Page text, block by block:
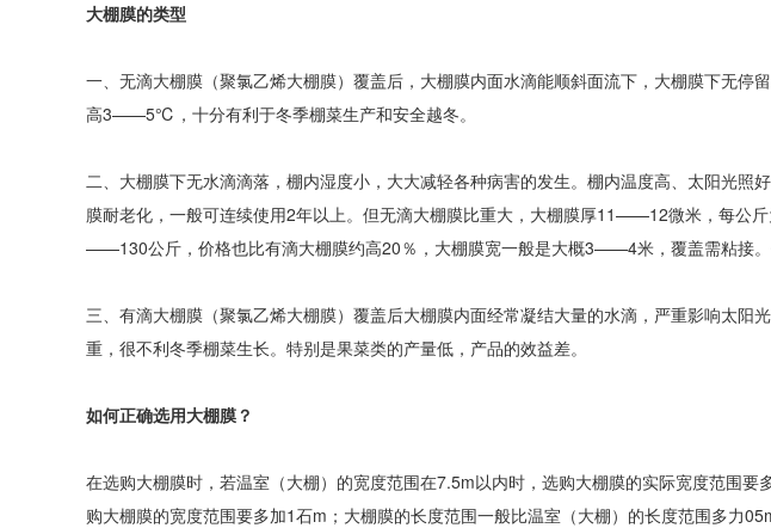
大棚膜的类型
一、无滴大棚膜（聚氯乙烯大棚膜）覆盖后，大棚膜内面水滴能顺斜面流下，大棚膜下无停
高3——5℃，十分有利于冬季棚菜生产和安全越冬。
二、大棚膜下无水滴滴落，棚内湿度小，大大减轻各种病害的发生。棚内温度高、太阳光照
膜耐老化，一般可连续使用2年以上。但无滴大棚膜比重大，大棚膜厚11——12微米，每公
——130公斤，价格也比有滴大棚膜约高20％，大棚膜宽一般是大概3——4米，覆盖需粘接。
三、有滴大棚膜（聚氯乙烯大棚膜）覆盖后大棚膜内面经常凝结大量的水滴，严重影响太阳
重，很不利冬季棚菜生长。特别是果菜类的产量低，产品的效益差。
如何正确选用大棚膜？
在选购大棚膜时，若温室（大棚）的宽度范围在7.5m以内时，选购大棚膜的实际宽度范围
购大棚膜的宽度范围要多加1石m；大棚膜的长度范围一般比温室（大棚）的长度范围多力